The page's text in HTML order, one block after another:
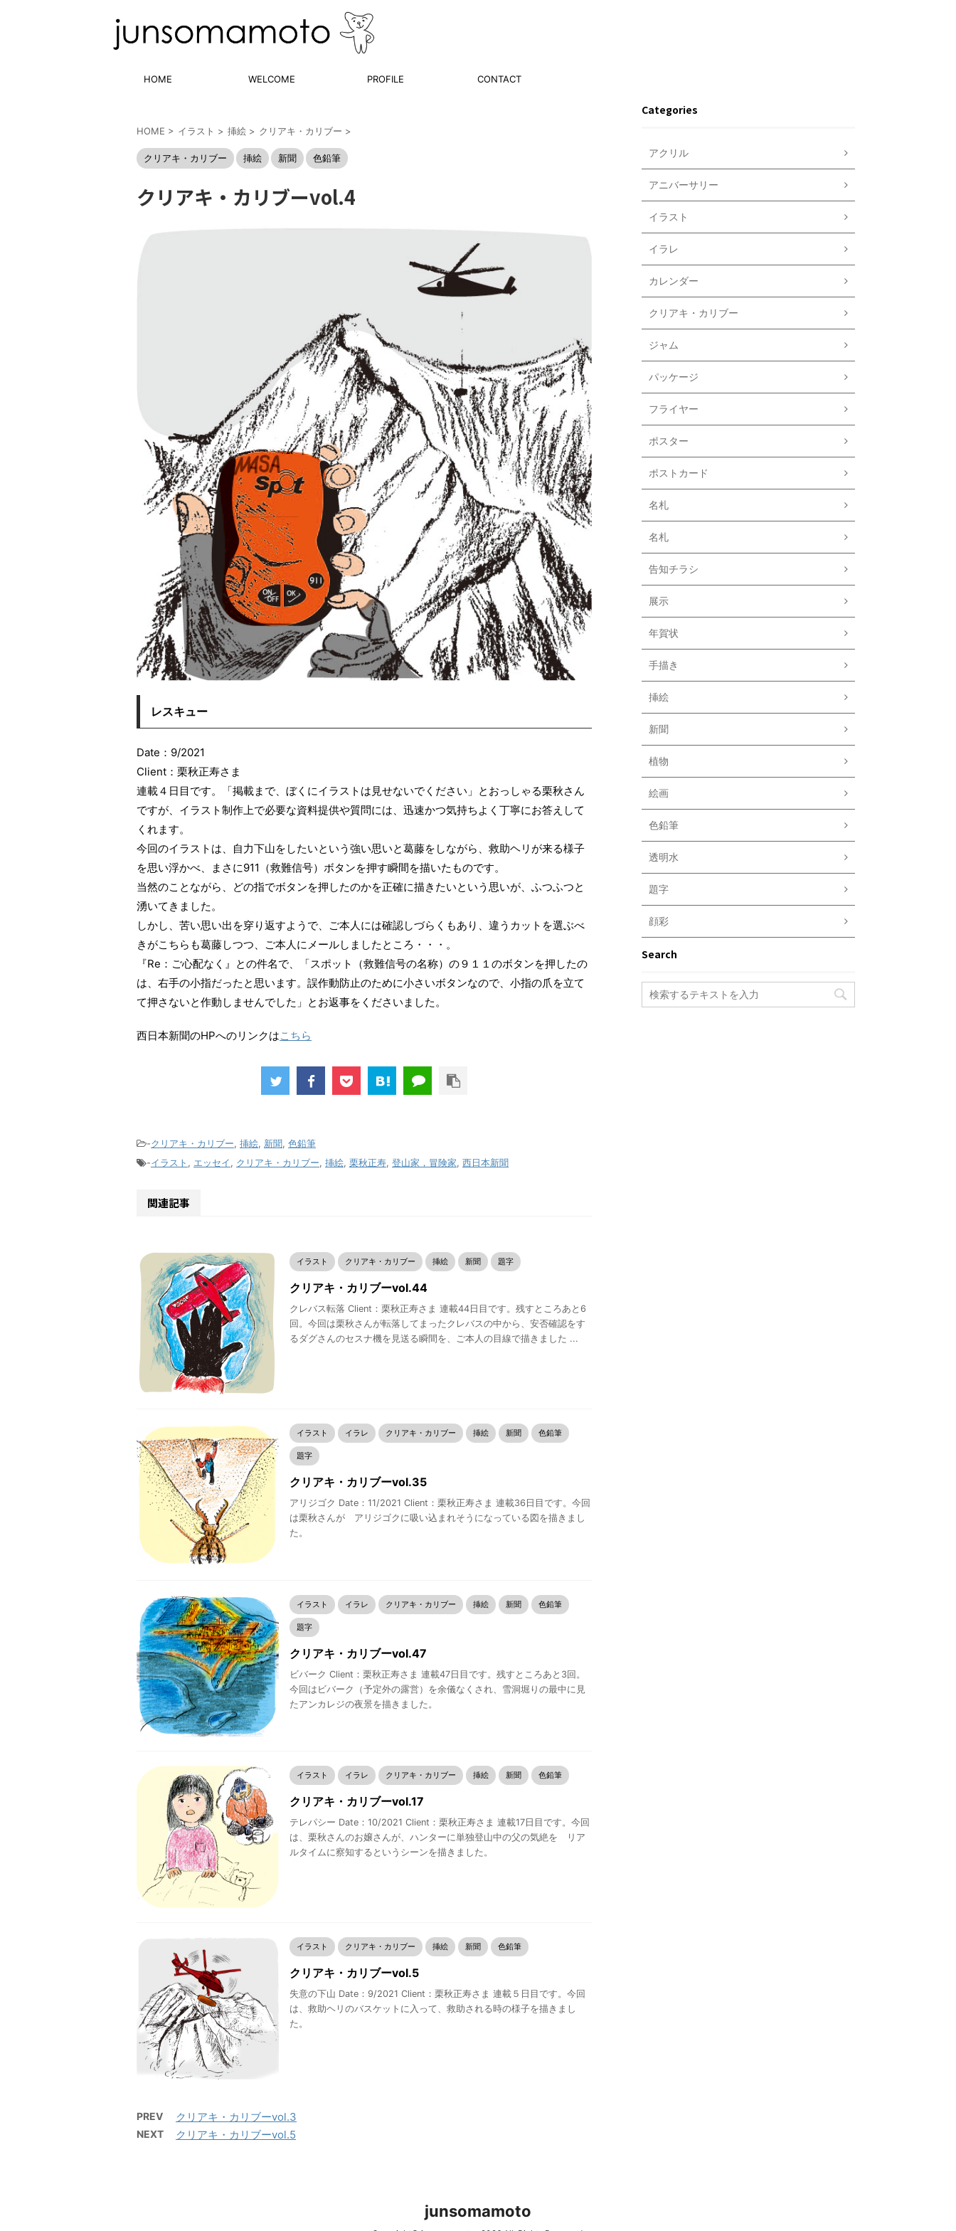
HOME WELCOME PROFILE CONTACT
HOME > イラスト > 挿絵 > クリアキ・カリブー >
クリアキ・カリブー 挿絵 新聞 色鉛筆
クリアキ・カリブーvol.4
レスキュー
Date：9/2021
Client：栗秋正寿さま
連載４日目です。「掲載まで、ぼくにイラストは見せないでください」とおっしゃる栗秋さん
ですが、イラスト制作上で必要な資料提供や質問には、迅速かつ気持ちよく丁寧にお答えして
くれます。
今回のイラストは、自力下山をしたいという強い思いと葛藤をしながら、救助ヘリが来る様子
を思い浮かべ、まさに911（救難信号）ボタンを押す瞬間を描いたものです。
当然のことながら、どの指でボタンを押したのかを正確に描きたいという思いが、ふつふつと
湧いてきました。
しかし、苦い思い出を穿り返すようで、ご本人には確認しづらくもあり、違うカットを選ぶべ
きがこちらも葛藤しつつ、ご本人にメールしましたところ・・・。
『Re：ご心配なく』との件名で、「スポット（救難信号の名称）の９１１のボタンを押したの
は、右手の小指だったと思います。誤作動防止のために小さいボタンなので、小指の爪を立て
て押さないと作動しませんでした」とお返事をくださいました。
西日本新聞のHPへのリンクはこちら
-クリアキ・カリブー, 挿絵, 新聞, 色鉛筆
-イラスト , エッセイ, クリアキ・カリブー, 挿絵, 栗秋正寿, 登山家，冒険家, 西日本新聞
関連記事
イラスト クリアキ・カリブー 挿絵 新聞 題字
クリアキ・カリブーvol.44
クレバス転落 Client：栗秋正寿さま 連載44日目です。残すところあと6
回。今回は栗秋さんが転落してまったクレバスの中から、安否確認をす
るダグさんのセスナ機を見送る瞬間を、ご本人の目線で描きました ...
イラスト イラレ クリアキ・カリブー 挿絵 新聞 色鉛筆
題字
クリアキ・カリブーvol.35
アリジゴク Date：11/2021 Client：栗秋正寿さま 連載36日目です。今回
は栗秋さんが アリジゴクに吸い込まれそうになっている図を描きまし
た。
イラスト イラレ クリアキ・カリブー 挿絵 新聞 色鉛筆
題字
クリアキ・カリブーvol.47
ビバーク Client：栗秋正寿さま 連載47日目です。残すところあと3回。
今回はビバーク（予定外の露営）を余儀なくされ、雪洞堀りの最中に見
たアンカレジの夜景を描きました。
イラスト イラレ クリアキ・カリブー 挿絵 新聞 色鉛筆
クリアキ・カリブーvol.17
テレパシー Date：10/2021 Client：栗秋正寿さま 連載17日目です。今回
は、栗秋さんのお嬢さんが、ハンターに単独登山中の父の気絶を リア
ルタイムに察知するというシーンを描きました。
イラスト クリアキ・カリブー 挿絵 新聞 色鉛筆
クリアキ・カリブーvol.5
失意の下山 Date：9/2021 Client：栗秋正寿さま 連載５日目です。今回
は、救助ヘリのバスケットに入って、救助される時の様子を描きまし
た。
PREV クリアキ・カリブーvol.3
NEXT クリアキ・カリブーvol.5
Categories
アクリル
アニバーサリー
イラスト
イラレ
カレンダー
クリアキ・カリブー
ジャム
パッケージ
フライヤー
ポスター
ポストカード
名札
名札
告知チラシ
展示
年賀状
手描き
挿絵
新聞
植物
絵画
色鉛筆
透明水
題字
顔彩
Search
junsomamoto